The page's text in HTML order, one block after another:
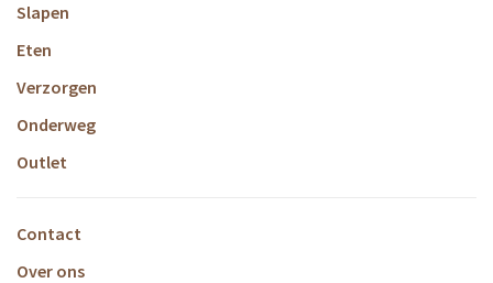
Slapen
Eten
Verzorgen
Onderweg
Outlet
Contact
Over ons